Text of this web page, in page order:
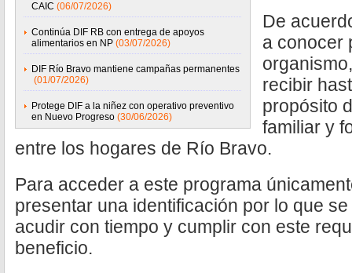
CAIC (06/07/2026)
Continúa DIF RB con entrega de apoyos
alimentarios en NP (03/07/2026)
DIF Río Bravo mantiene campañas permanentes
(01/07/2026)
Protege DIF a la niñez con operativo preventivo
en Nuevo Progreso (30/06/2026)
De
a conocer
recibir
propósito
familiar y
entre los hogares de Río Bravo.
Para acceder a este programa
presentar una identificación por lo que
acudir con tiempo y cumplir con este
beneficio.